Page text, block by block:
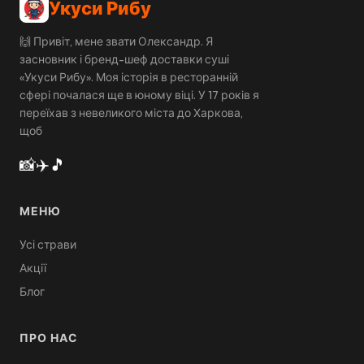
Укуси Рибу
🙌 Привіт, мене звати Олександр. Я
засновник і бренд-шеф доставки суші
«Укуси Рибу». Моя історія в ресторанній
сфері почалася ще в юному віці. У 17 років я
переїхав з невеликого міста до Харкова,
щоб
📸✈️🎵
МЕНЮ
Усі страви
Акції
Блог
ПРО НАС